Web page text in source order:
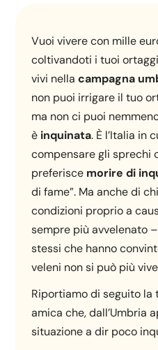
Vuoi vivere con mille
coltivandoti i tuoi
vivi nellacampagna
non puoi irrigare il tuo
ma non ci puoi
è inquinata. È l’Italia in
compensare gli sprechi
preferisce morire di
di fame”. Ma anche di
condizioni proprio a
sempre più avvelenato
stessi che hanno
veleni non si può più
Riportiamo di seguito
amica che, dall’Umbria
situazione a dir poco